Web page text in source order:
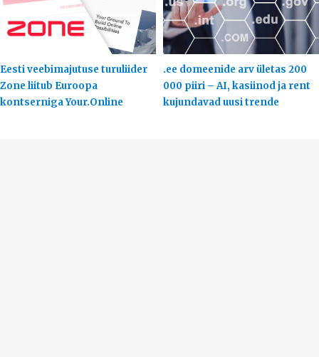
Eesti veebimajutuse turuliider
Zone liitub Euroopa
kontserniga Your.Online
.ee domeenide arv ületas 200
000 piiri – AI, kasiinod ja rent
kujundavad uusi trende